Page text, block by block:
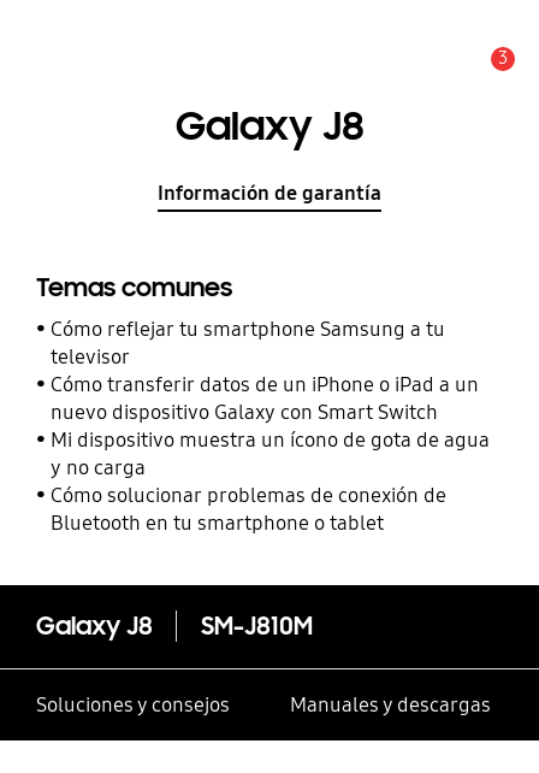
3
Galaxy J8
Información de garantía
Temas comunes
Cómo reflejar tu smartphone Samsung a tu
televisor
Cómo transferir datos de un iPhone o iPad a un
nuevo dispositivo Galaxy con Smart Switch
Mi dispositivo muestra un ícono de gota de agua
y no carga
Cómo solucionar problemas de conexión de
Bluetooth en tu smartphone o tablet
Galaxy J8 SM-J810M
Soluciones y consejos Manuales y descargas